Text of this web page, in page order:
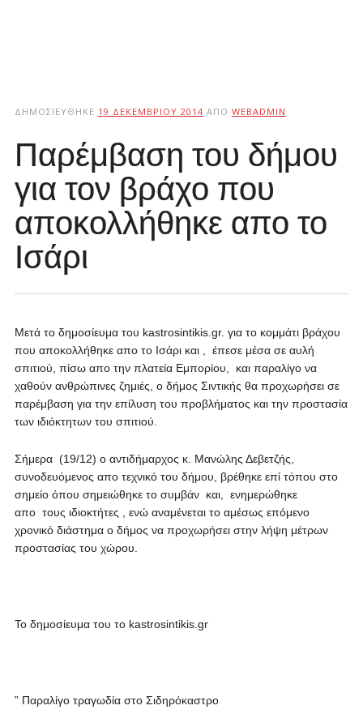
ΔΗΜΟΣΙΕΎΘΗΚΕ 19 ΔΕΚΕΜΒΡΊΟΥ 2014 ΑΠΌ WEBADMIN
Παρέμβαση του δήμου
για τον βράχο που
αποκολλήθηκε απο το
Ισάρι
Μετά το δημοσίευμα του kastrosintikis.gr. για το κομμάτι βράχου
που αποκολλήθηκε απο το Ισάρι και , έπεσε μέσα σε αυλή
σπιτιού, πίσω απο την πλατεία Εμπορίου, και παραλίγο να
χαθούν ανθρώπινες ζημιές, ο δήμος Σιντικής θα προχωρήσει σε
παρέμβαση για την επίλυση του προβλήματος και την προστασία
των ιδιόκτητων του σπιτιού.
Σήμερα (19/12) ο αντιδήμαρχος κ. Μανώλης Δεβετζής,
συνοδευόμενος απο τεχνικό του δήμου, βρέθηκε επί τόπου στο
σημείο όπου σημειώθηκε το συμβάν και, ενημερώθηκε
απο τους ιδιοκτήτες , ενώ αναμένεται το αμέσως επόμενο
χρονικό διάστημα ο δήμος να προχωρήσει στην λήψη μέτρων
προστασίας του χώρου.
Το δημοσίευμα του το kastrosintikis.gr
” Παραλίγο τραγωδία στο Σιδηρόκαστρο